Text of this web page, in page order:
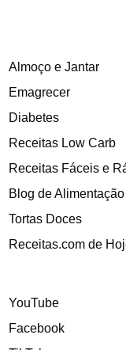
Almoço e Jantar
Emagrecer
Diabetes
Receitas Low Carb
Receitas Fáceis e
Blog de Alimentação
Tortas Doces
Receitas.com de
YouTube
Facebook